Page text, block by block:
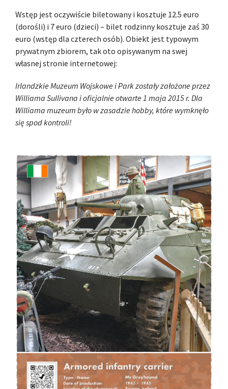
Wstęp jest oczywiście biletowany i kosztuje 12.5 euro
(dorośli) i 7 euro (dzieci) – bilet rodzinny kosztuje zaś 30
euro (wstęp dla czterech osób). Obiekt jest typowym
prywatnym zbiorem, tak oto opisywanym na swej
własnej stronie internetowej:
Irlandzkie Muzeum Wojskowe i Park zostały założone przez
Williama Sullivana i oficjalnie otwarte 1 maja 2015 r. Dla
Williama muzeum było w zasadzie hobby, które wymknęło
się spod kontroli!